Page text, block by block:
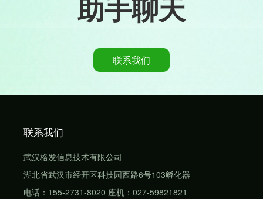
助手聊天
联系我们
联系我们
武汉格发信息技术有限公司
湖北省武汉市经开区科技园西路6号103孵化器
电话：155-2731-8020 座机：027-59821821